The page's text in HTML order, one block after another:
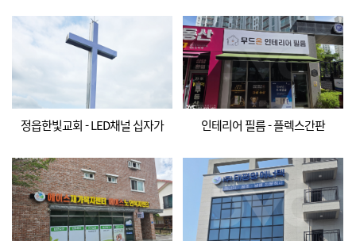
정읍한빛교회 - LED채널 십자가 인테리어 필름 - 플렉스간판